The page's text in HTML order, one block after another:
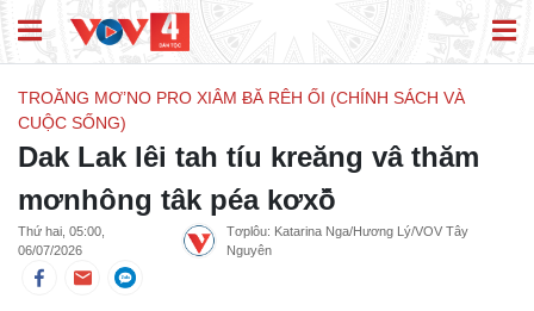
TROĂNG MƠ’NO PRO XIÂM ɃĂ RÊH ỐI (CHÍNH SÁCH VÀ
CUỘC SỐNG)
Dak Lak lêi tah tíu kreăng vâ thăm
mơnhông tâk péa kơxô̆
Thứ hai, 05:00,
06/07/2026
Tơplôu: Katarina Nga/Hương Lý/VOV Tây
Nguyên